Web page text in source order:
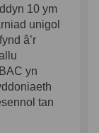
10 ym
unigol
â’r
yn
tan